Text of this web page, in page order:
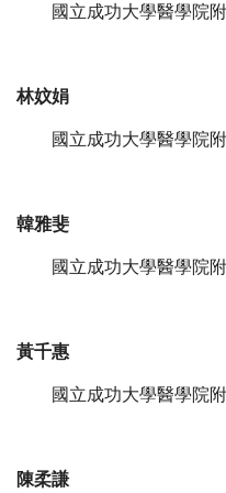
國立成功大學醫學院附
林妏娟
國立成功大學醫學院附
韓雅斐
國立成功大學醫學院附
黃千惠
國立成功大學醫學院附
陳柔謙